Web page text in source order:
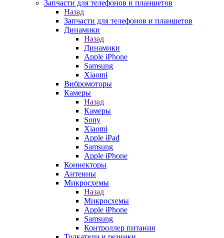
Запчасти для телефонов и планшетов
Назад
Запчасти для телефонов и планшетов
Динамики
Назад
Динамики
Apple iPhone
Samsung
Xiaomi
Вибромоторы
Камеры
Назад
Камеры
Sony
Xiaomi
Apple iPad
Samsung
Apple iPhone
Коннекторы
Антенны
Микросхемы
Назад
Микросхемы
Apple iPhone
Samsung
Контроллер питания